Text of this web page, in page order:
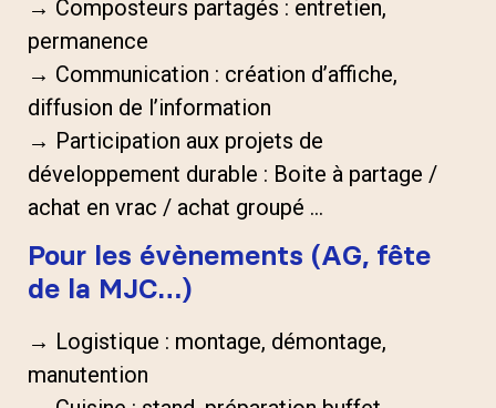
→ Composteurs partagés : entretien,
permanence
→ Communication : création d’affiche,
diffusion de l’information
→ Participation aux projets de
développement durable : Boite à partage /
achat en vrac / achat groupé …
Pour les évènements (AG, fête
de la MJC…)
→ Logistique : montage, démontage,
manutention